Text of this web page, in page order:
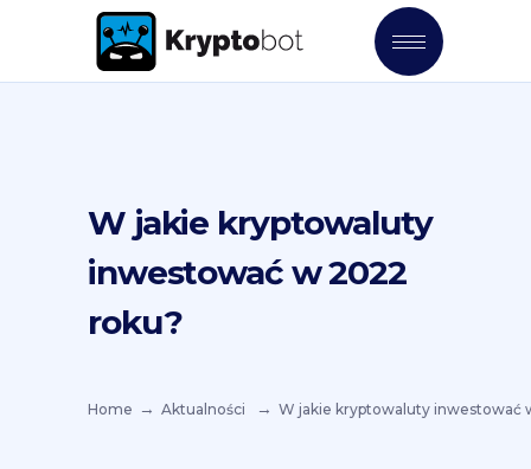
W jakie kryptowaluty
inwestować w 2022
roku?
Home Aktualności W jakie kryptowaluty inwestować